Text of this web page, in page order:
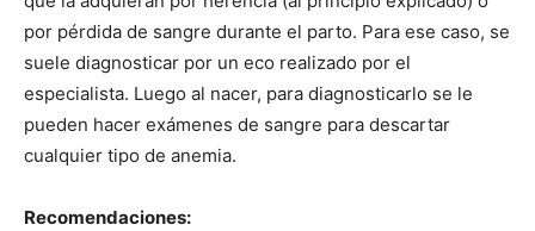
por pérdida de sangre durante el parto. Para ese caso, se
suele diagnosticar por un eco realizado por el
especialista. Luego al nacer, para diagnosticarlo se le
pueden hacer exámenes de sangre para descartar
cualquier tipo de anemia.
Recomendaciones: